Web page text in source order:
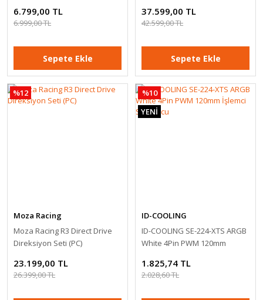
41.299,00 TL
Sepete Ekle
6.799,00 TL
6.999,00 TL
Sepete Ekle
37.599,00 TL
42.599,00 TL
Sepete Ekle
%12
Moza Racing
Moza Racing R3 Direct Drive
Direksiyon Seti (PC)
23.199,00 TL
26.399,00 TL
%10
YENİ
ID-COOLING
ID-COOLING SE-224-XTS ARGB
White 4Pin PWM 120mm
1.825,74 TL
2.028,60 TL